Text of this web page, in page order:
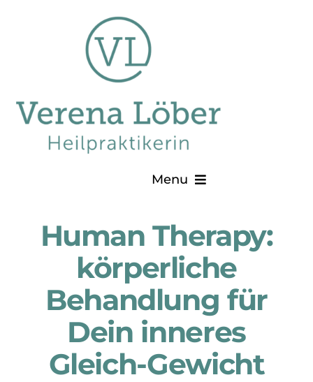
Menu
Behandlung & Therapie
Kurse & Workshops
Patientenstimmen
Human Therapy:
körperliche
Behandlung für
Dein inneres
Gleich-Gewicht